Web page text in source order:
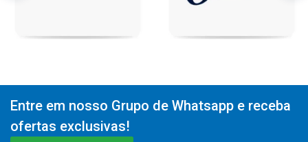
Entre em nosso Grupo de Whatsapp e receba
ofertas exclusivas!